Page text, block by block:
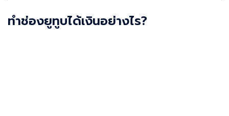
ทำช่องยูทูบได้เงินอย่างไร?